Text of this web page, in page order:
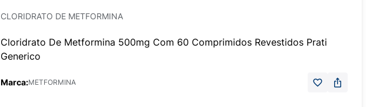
CLORIDRATO DE METFORMINA
Cloridrato De Metformina 500mg Com 60 Comprimidos Revestidos Prati
Generico
Marca:METFORMINA